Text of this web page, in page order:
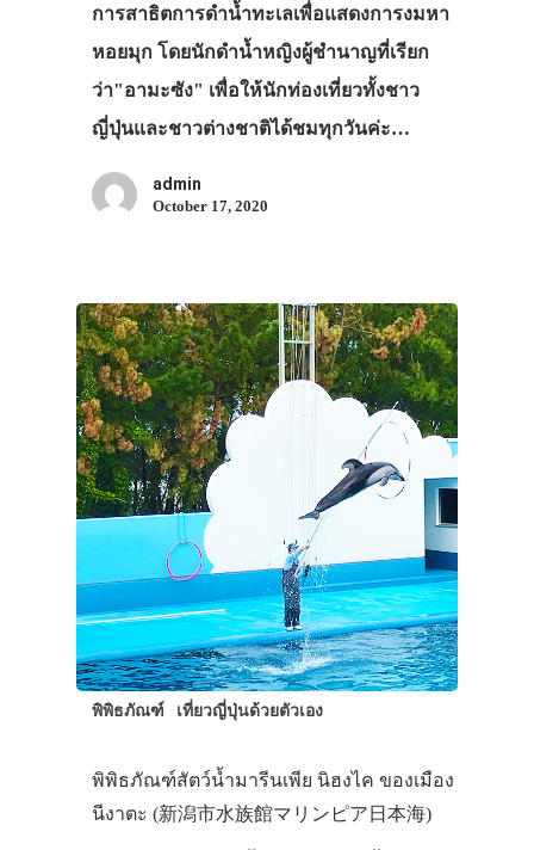
การสาธิตการดำน้ำทะเลเพื่อแสดงการงมหา
หอยมุก โดยนักดำน้ำหญิงผู้ชำนาญที่เรียก
ว่า"อามะซัง" เพื่อให้นักท่องเที่ยวทั้งชาว
ญี่ปุ่นและชาวต่างชาติได้ชมทุกวันค่ะ…
admin
October 17, 2020
พิพิธภัณฑ์ เที่ยวญี่ปุ่นด้วยตัวเอง
พิพิธภัณฑ์สัตว์น้ำมารีนเพีย นิฮงไค ของเมือง
นีงาตะ (新潟市水族館マリンピア日本海)